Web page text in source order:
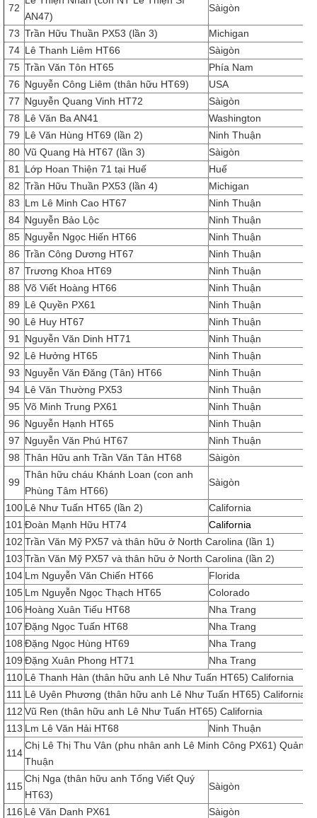
72
AN47)
Sàigòn
73 Trần Hữu Thuần PX53 (lần 3)
Michigan
74 Lê Thanh Liêm HT66 Sàigòn
75 Trần Văn Tôn HT65
Phía Nam
76 Nguyễn Công Liêm (thân hữu HT69)
USA
77 Nguyễn Quang Vinh HT72
Sàigòn
78 Lê Văn Ba AN41
Washington
79 Lê Văn Hùng HT69 (lần 2)
Ninh Thuận
80 Vũ Quang Hà HT67 (lần 3)
Sàigòn
81
Lớp Hoan Thiện 71 tại Huế
Huế
82 Trần Hữu Thuần PX53 (lần 4)
Michigan
83 Lm Lê Minh Cao HT67
Ninh Thuận
84 Nguyễn Bảo Lộc
Ninh Thuận
85 Nguyễn Ngọc Hiến HT66
Ninh Thuận
86 Trần Công Dương HT67
Ninh Thuận
87 Trương Khoa HT69
Ninh Thuận
88 Võ Viết Hoàng HT66
Ninh Thuận
89 Lê Quyền PX61
Ninh Thuận
90 Lê Huy HT67
Ninh Thuận
91
Nguyễn Văn Dinh HT71
Ninh Thuận
92 Lê Hưởng HT65
Ninh Thuận
93 Nguyễn Văn Đăng (Tân) HT66
Ninh Thuận
94 Lê Văn Thường PX53
Ninh Thuận
95 Võ Minh Trung PX61
Ninh Thuận
96 Nguyễn Hạnh HT65
Ninh Thuận
97 Nguyễn Văn Phú HT67
Ninh Thuận
98 Thân Hữu anh Trần Văn Tân HT68 Sàigòn
99
Thân hữu cháu Khánh Loan (con anh
Phùng Tâm HT66)
Sàigòn
100 Lê Như Tuấn HT65 (lần 2)
California
101 Đoàn Mạnh Hữu HT74
California
102 Trần Văn Mỹ PX57 và thân hữu ở North Carolina (lần 1)
103 Trần Văn Mỹ PX57 và thân hữu ở North Carolina (lần 2)
104 Lm Nguyễn Văn Chiến HT66
Florida
105 Lm Nguyễn Ngọc Thạch HT65
Colorado
106 Hoàng Xuân Tiếu HT68
Nha Trang
107 Đặng Ngọc Tuấn HT68
Nha Trang
108 Đặng Ngọc Hùng HT69
Nha Trang
109 Đặng Xuân Phong HT71
Nha Trang
110 Lê Thanh Hàn (thân hữu anh Lê Như Tuấn HT65) California
111 Lê Uyên Phương (thân hữu anh Lê Như Tuấn HT65) California
112 Vũ Ren (thân hữu anh Lê Như Tuấn HT65) California
113 Lm Lê Văn Hải HT68 Ninh Thuận
114
Chị Lê Thị Thu Vân (phu nhân anh Lê Minh Công PX61) Quảng
Thuận
115
Chị Nga (thân hữu anh Tống Viết Quý
HT63)
Sàigòn
116 Lê Văn Danh PX61
Sàigòn